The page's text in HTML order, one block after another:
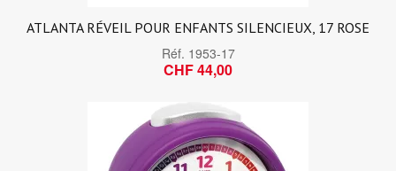
ATLANTA RÉVEIL POUR ENFANTS SILENCIEUX, 17 ROSE
Réf. 1953-17
CHF 44,00